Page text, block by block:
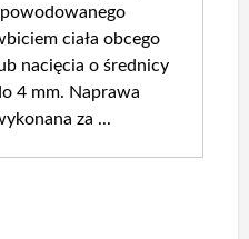
ciała obcego
nacięcia o średnicy
4 mm. Naprawa
za ...